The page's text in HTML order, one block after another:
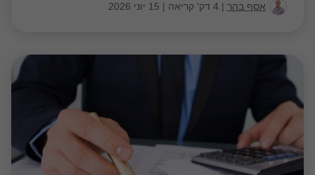
אסף בהר | 4 דק' קריאה | 15 יוני 2026